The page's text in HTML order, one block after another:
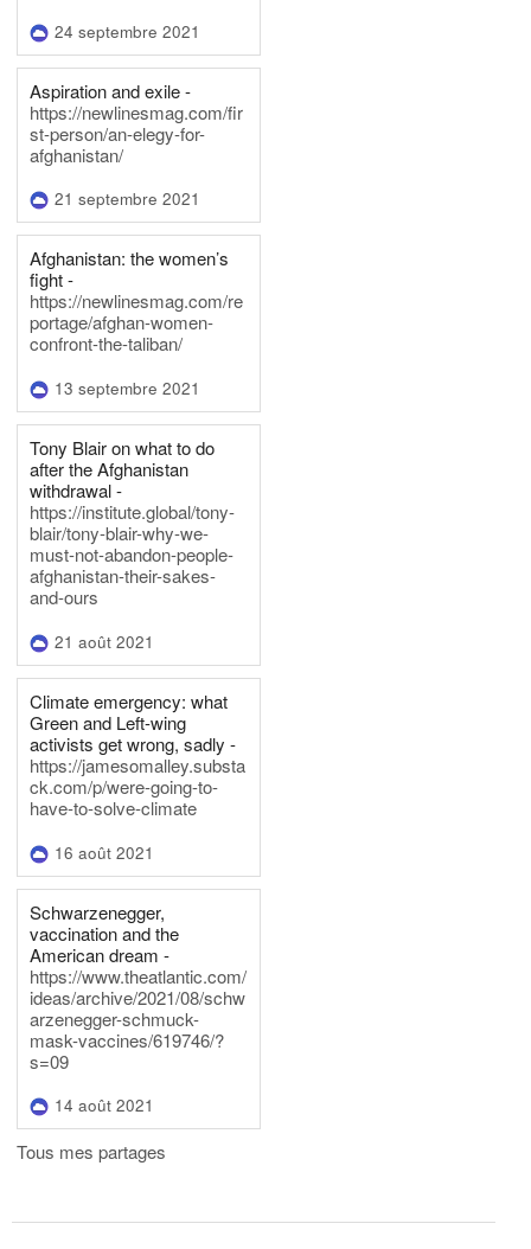
24 septembre 2021
Aspiration and exile -
https://newlinesmag.com/fir
st-person/an-elegy-for-
afghanistan/
21 septembre 2021
Afghanistan: the women’s
fight -
https://newlinesmag.com/re
portage/afghan-women-
confront-the-taliban/
13 septembre 2021
Tony Blair on what to do
after the Afghanistan
withdrawal -
https://institute.global/tony-
blair/tony-blair-why-we-
must-not-abandon-people-
afghanistan-their-sakes-
and-ours
21 août 2021
Climate emergency: what
Green and Left-wing
activists get wrong, sadly -
https://jamesomalley.substa
ck.com/p/were-going-to-
have-to-solve-climate
16 août 2021
Schwarzenegger,
vaccination and the
American dream -
https://www.theatlantic.com/
ideas/archive/2021/08/schw
arzenegger-schmuck-
mask-vaccines/619746/?
s=09
14 août 2021
Tous mes partages